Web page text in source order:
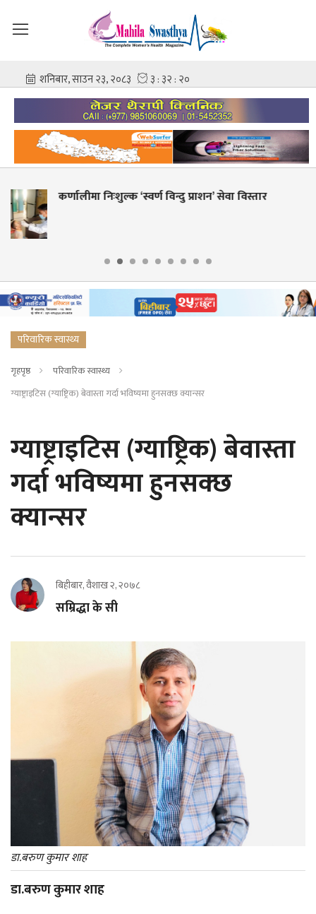
विस्तार
शहीद गंगालाल राष्ट्रिय हृदय केन्द्रको
परिवारिक स्वास्थ्य
गृहपृष्ठ
परिवारिक स्वास्थ्य
ग्याष्ट्राइटिस (ग्याष्ट्रिक) बेवास्ता गर्दा भविष्यमा हुनसक्छ क्यान्सर
ग्याष्ट्राइटिस (ग्याष्ट्रिक) बेवास्ता
गर्दा भविष्यमा हुनसक्छ
क्यान्सर
बिहीबार, वैशाख २, २०७८
सम्रिद्धा के सी
डा.बरुण कुमार शाह
डा.बरुण कुमार शाह